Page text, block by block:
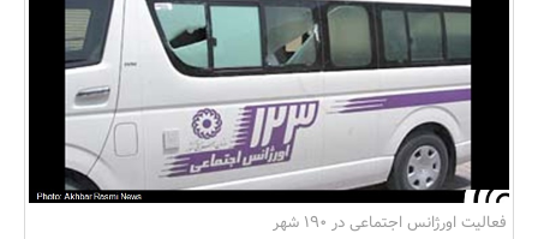
بانک، بیمه و سرمایه
مسکن و ساختمان
فعالیت اورژانس اجتماعی در 190 شهر